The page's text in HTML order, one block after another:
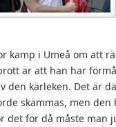
kamp i Umeå om att
är att han har
den kärleken. Det är
skämmas, men
det för då måste man